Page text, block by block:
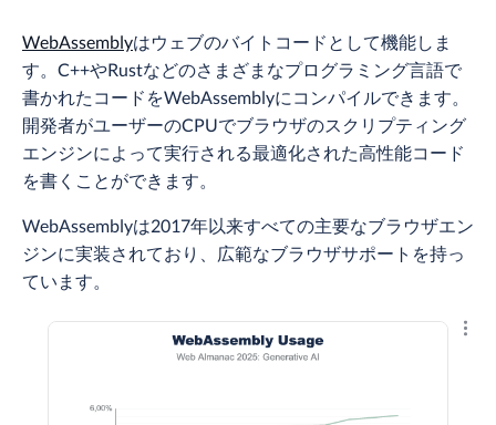
WebAssemblyはウェブのバイトコードとして機能しま
す。C++やRustなどのさまざまなプログラミング言語で
書かれたコードをWebAssemblyにコンパイルできます。
開発者がユーザーのCPUでブラウザのスクリプティング
エンジンによって実行される最適化された高性能コード
を書くことができます。
WebAssemblyは2017年以来すべての主要なブラウザエン
ジンに実装されており、広範なブラウザサポートを持っ
ています。
結